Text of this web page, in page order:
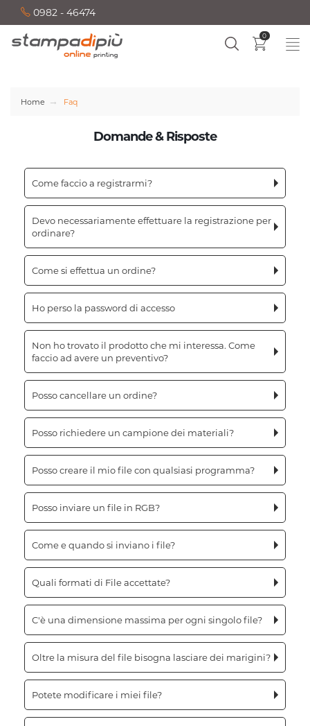
0982 - 46474
0
Home Faq
Domande & Risposte
Come faccio a registrarmi?
Devo necessariamente effettuare la registrazione per
ordinare?
Come si effettua un ordine?
Ho perso la password di accesso
Non ho trovato il prodotto che mi interessa. Come
faccio ad avere un preventivo?
Posso cancellare un ordine?
Posso richiedere un campione dei materiali?
Posso creare il mio file con qualsiasi programma?
Posso inviare un file in RGB?
Come e quando si inviano i file?
Quali formati di File accettate?
C'è una dimensione massima per ogni singolo file?
Oltre la misura del file bisogna lasciare dei marigini?
Potete modificare i miei file?